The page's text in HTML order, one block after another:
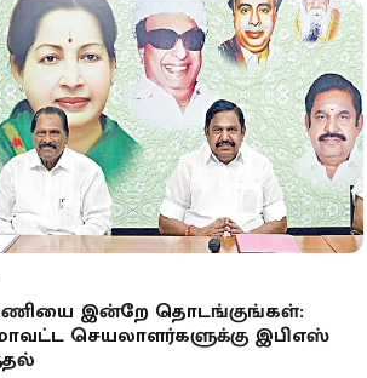
இன்றே தொடங்குங்கள்:
செயலாளர்களுக்கு இபிஎஸ்